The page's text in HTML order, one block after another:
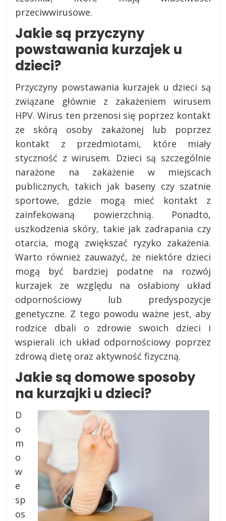
przeciwwirusowe.
Jakie są przyczyny
powstawania kurzajek u
dzieci?
Przyczyny powstawania kurzajek u dzieci są
związane głównie z zakażeniem wirusem
HPV. Wirus ten przenosi się poprzez kontakt
ze skórą osoby zakażonej lub poprzez
kontakt z przedmiotami, które miały
styczność z wirusem. Dzieci są szczególnie
narażone na zakażenie w miejscach
publicznych, takich jak baseny czy szatnie
sportowe, gdzie mogą mieć kontakt z
zainfekowaną powierzchnią. Ponadto,
uszkodzenia skóry, takie jak zadrapania czy
otarcia, mogą zwiększać ryzyko zakażenia.
Warto również zauważyć, że niektóre dzieci
mogą być bardziej podatne na rozwój
kurzajek ze względu na osłabiony układ
odpornościowy lub predyspozycje
genetyczne. Z tego powodu ważne jest, aby
rodzice dbali o zdrowie swoich dzieci i
wspierali ich układ odpornościowy poprzez
zdrową dietę oraz aktywność fizyczną.
Jakie są domowe sposoby
na kurzajki u dzieci?
D
o
m
o
w
e
sp
os